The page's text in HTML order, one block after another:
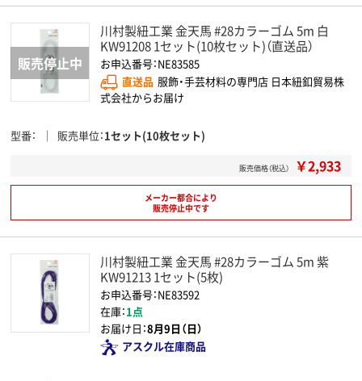
川村製紐工業 金天馬 #28カラーゴム 5m 白
KW91208 1セット(10枚セット)（直送品）
お申込番号：NE83585
直送品 服飾・手芸材料の専門店 日本紐釦貿易株
式会社からお届け
型番 販売単位 1セット(10枚セット)
販売価格（税込） ￥2,933
メーカー都合により
販売停止中です
川村製紐工業 金天馬 #28カラーゴム 5m 紫
KW91213 1セット(5枚)
お申込番号：NE83592
在庫：1点
お届け日：8月9日（日）
アスクル在庫商品